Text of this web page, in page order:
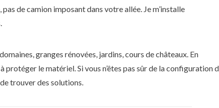
de camion imposant dans votre allée. Je m’installe
granges rénovées, jardins, cours de châteaux. En
le matériel. Si vous n’êtes pas sûr de la configuration
trouver des solutions.